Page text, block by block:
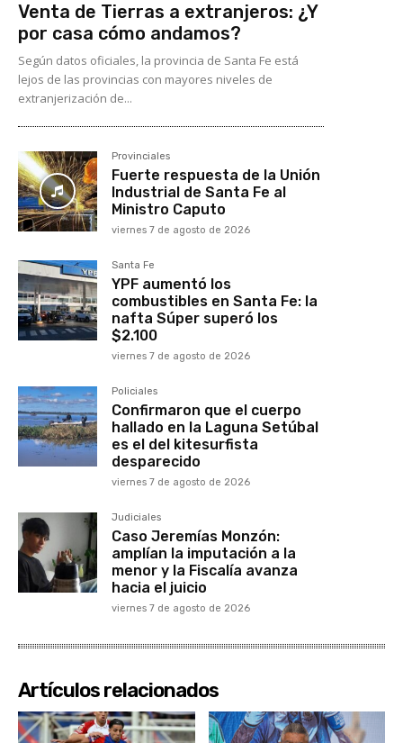
Venta de Tierras a extranjeros: ¿Y
por casa cómo andamos?
Según datos oficiales, la provincia de Santa Fe está
lejos de las provincias con mayores niveles de
extranjerización de...
Provinciales
Fuerte respuesta de la Unión
Industrial de Santa Fe al
Ministro Caputo
viernes 7 de agosto de 2026
Santa Fe
YPF aumentó los
combustibles en Santa Fe: la
nafta Súper superó los
$2.100
viernes 7 de agosto de 2026
Policiales
Confirmaron que el cuerpo
hallado en la Laguna Setúbal
es el del kitesurfista
desparecido
viernes 7 de agosto de 2026
Judiciales
Caso Jeremías Monzón:
amplían la imputación a la
menor y la Fiscalía avanza
hacia el juicio
viernes 7 de agosto de 2026
Artículos relacionados